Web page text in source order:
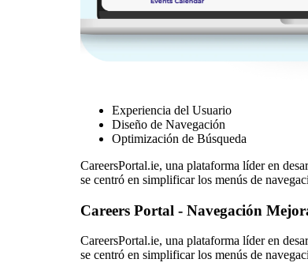
Experiencia del Usuario
Diseño de Navegación
Optimización de Búsqueda
CareersPortal.ie, una plataforma líder en
se centró en simplificar los menús de
Careers Portal - Navegación
CareersPortal.ie, una plataforma líder en
se centró en simplificar los menús de